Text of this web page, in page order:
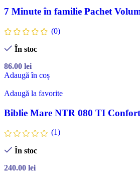
7 Minute în familie Pachet
(0)
În stoc
86.00 lei
Adaugă în coș
Adaugă la favorite
Biblie Mare NTR 080 TI
(1)
În stoc
240.00 lei